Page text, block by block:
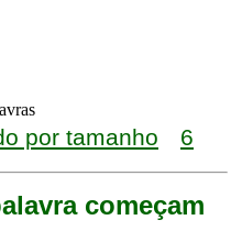
por tamanho 6
começam